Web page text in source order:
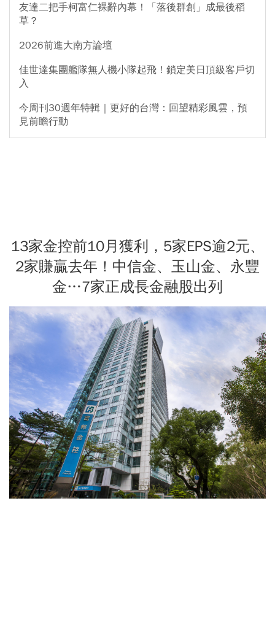
友達二把手柯富仁裸辭內幕！「落後群創」成最後稻
草？
2026前進大南方論壇
佳世達集團艦隊無人機小隊起飛！鎖定美日頂級客戶切
入
今周刊30週年特輯｜更好的台灣：回望精彩風雲，預
見前瞻行動
13家金控前10月獲利，5家EPS逾2元、
2家賺贏去年！中信金、玉山金、永豐
金…7家正成長金融股出列